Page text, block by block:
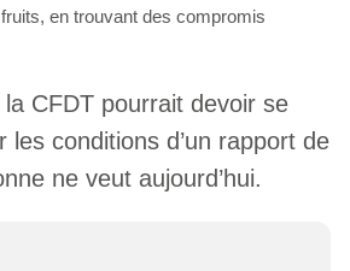
en trouvant des compromis
la CFDT pourrait devoir se
les conditions d’un rapport de
ne veut aujourd’hui.